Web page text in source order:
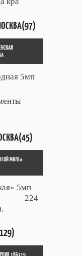
5мп
МИЛЕ»
5мп
186119